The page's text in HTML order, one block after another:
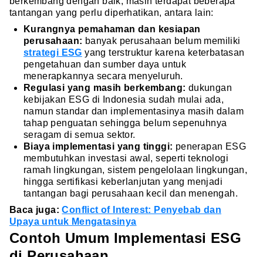
tantangan yang perlu diperhatikan, antara lain:
Kurangnya pemahaman dan kesiapan
perusahaan: banyak perusahaan belum memiliki
strategi ESG yang terstruktur karena keterbatasan
pengetahuan dan sumber daya untuk
menerapkannya secara menyeluruh.
Regulasi yang masih berkembang: dukungan
kebijakan ESG di Indonesia sudah mulai ada,
namun standar dan implementasinya masih dalam
tahap penguatan sehingga belum sepenuhnya
seragam di semua sektor.
Biaya implementasi yang tinggi: penerapan ESG
membutuhkan investasi awal, seperti teknologi
ramah lingkungan, sistem pengelolaan lingkungan,
hingga sertifikasi keberlanjutan yang menjadi
tantangan bagi perusahaan kecil dan menengah.
Baca juga:Conflict of Interest: Penyebab dan
Upaya untuk Mengatasinya
Contoh Umum Implementasi ESG